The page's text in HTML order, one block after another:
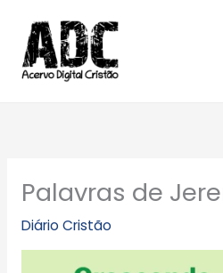
para
conteúdo
Palavras de
Diário Cristão